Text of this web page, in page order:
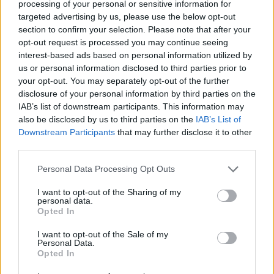
processing of your personal or sensitive information for
targeted advertising by us, please use the below opt-out
section to confirm your selection. Please note that after your
opt-out request is processed you may continue seeing
interest-based ads based on personal information utilized by
us or personal information disclosed to third parties prior to
your opt-out. You may separately opt-out of the further
disclosure of your personal information by third parties on the
IAB’s list of downstream participants. This information may
also be disclosed by us to third parties on the IAB’s List of
Downstream Participants that may further disclose it to other
Personal Data Processing Opt Outs
I want to opt-out of the Sharing of my
personal data.
Opted In
I want to opt-out of the Sale of my
Personal Data.
Opted In
— Mikos Gouka (@MikosGouka) 19 oktober 2015
Die Kramer zal vast nu denken: 'Wanneer kan ik weer op
me playstation? Verdomme'
— Tom (@TomFR1908)19 oktober 2015
Alle vragen over Bazoer: die is hier niet, we doen het nu
even met Kramer.#Feyenoord#Kramer
— Mikos Gouka (@MikosGouka)19 oktober 2015
Van Bethem. En Kramer is geen veelpleger. Van Benthem
laat het er verder bij.
— Rijnmond Sport (@RijnmondSport)
Aanklager neemt het woord. Zegt ten eerste dat de